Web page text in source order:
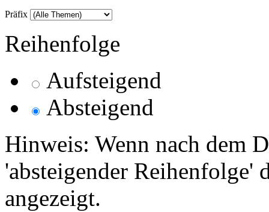
Präfix
Reihenfolge
Aufsteigend
Absteigend
Hinweis: Wenn nach dem
'absteigender Reihenfolge'
angezeigt.